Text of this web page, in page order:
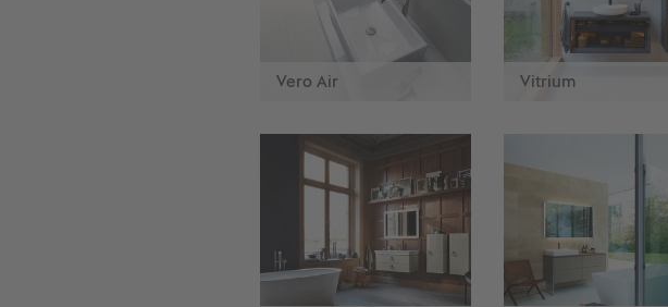
Vero Air Vitrium